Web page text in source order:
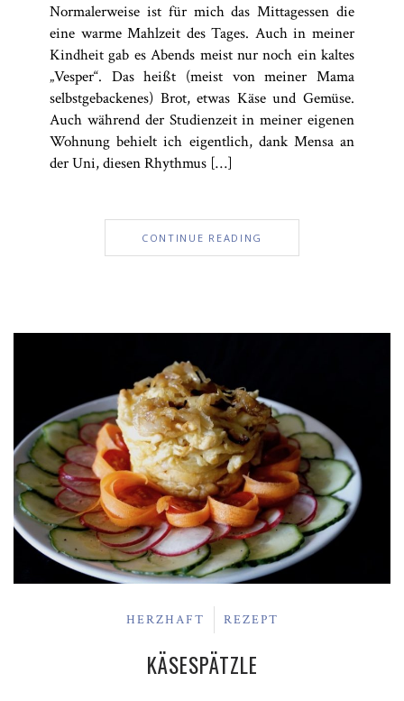
Normalerweise ist für mich das Mittagessen die
eine warme Mahlzeit des Tages. Auch in meiner
Kindheit gab es Abends meist nur noch ein kaltes
„Vesper“. Das heißt (meist von meiner Mama
selbstgebackenes) Brot, etwas Käse und Gemüse.
Auch während der Studienzeit in meiner eigenen
Wohnung behielt ich eigentlich, dank Mensa an
der Uni, diesen Rhythmus […]
CONTINUE READING
HERZHAFT REZEPT
KÄSESPÄTZLE